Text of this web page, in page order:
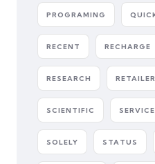
PROGRAMING
RECENT RECHARGE
RESEARCH RETAILER
SCIENTIFIC
SOLELY STATUS